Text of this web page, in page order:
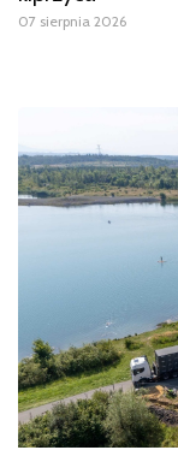
07 sierpnia 2026